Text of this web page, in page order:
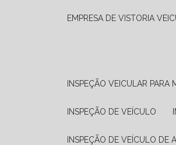
EMPRESA DE VISTORIA
INSPEÇÃO VEICULAR PARA
INSPEÇÃO DE VEÍCULO
INSPEÇÃO DE VEÍCULO DE